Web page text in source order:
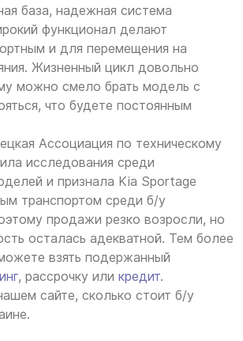
база, надежная система
функционал делают
и для перемещения на
Жизненный цикл довольно
можно смело брать модель с
что будете постоянным
Ассоциация по техническому
исследования среди
и признала Kia Sportage
транспортом среди б/у
продажи резко возросли, но
осталась адекватной. Тем более
взять подержанный
, рассрочку или кредит.
сайте, сколько стоит б/у